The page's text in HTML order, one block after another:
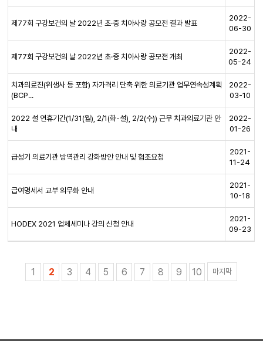
제77회 구강보건의 날 2022년 초·중 치아사랑 공모전 결과 발표
2022-
06-30
제77회 구강보건의 날 2022년 초·중 치아사랑 공모전 개최
2022-
05-24
치과의료진(위생사 등 포함) 자가격리 단축 위한 의료기관 업무연속성계획
(BCP...
2022-
03-10
2022 설 연휴기간(1/31(월), 2/1(화-설), 2/2(수)) 근무 치과의료기관 안
내
2022-
01-26
급성기 의료기관 방역관리 강화방안 안내 및 협조요청
2021-
11-24
급여명세서 교부 의무화 안내
2021-
10-18
HODEX 2021 업체세미나 강의 신청 안내
2021-
09-23
1 2 3 4 5 6 7 8 9 10 마지막